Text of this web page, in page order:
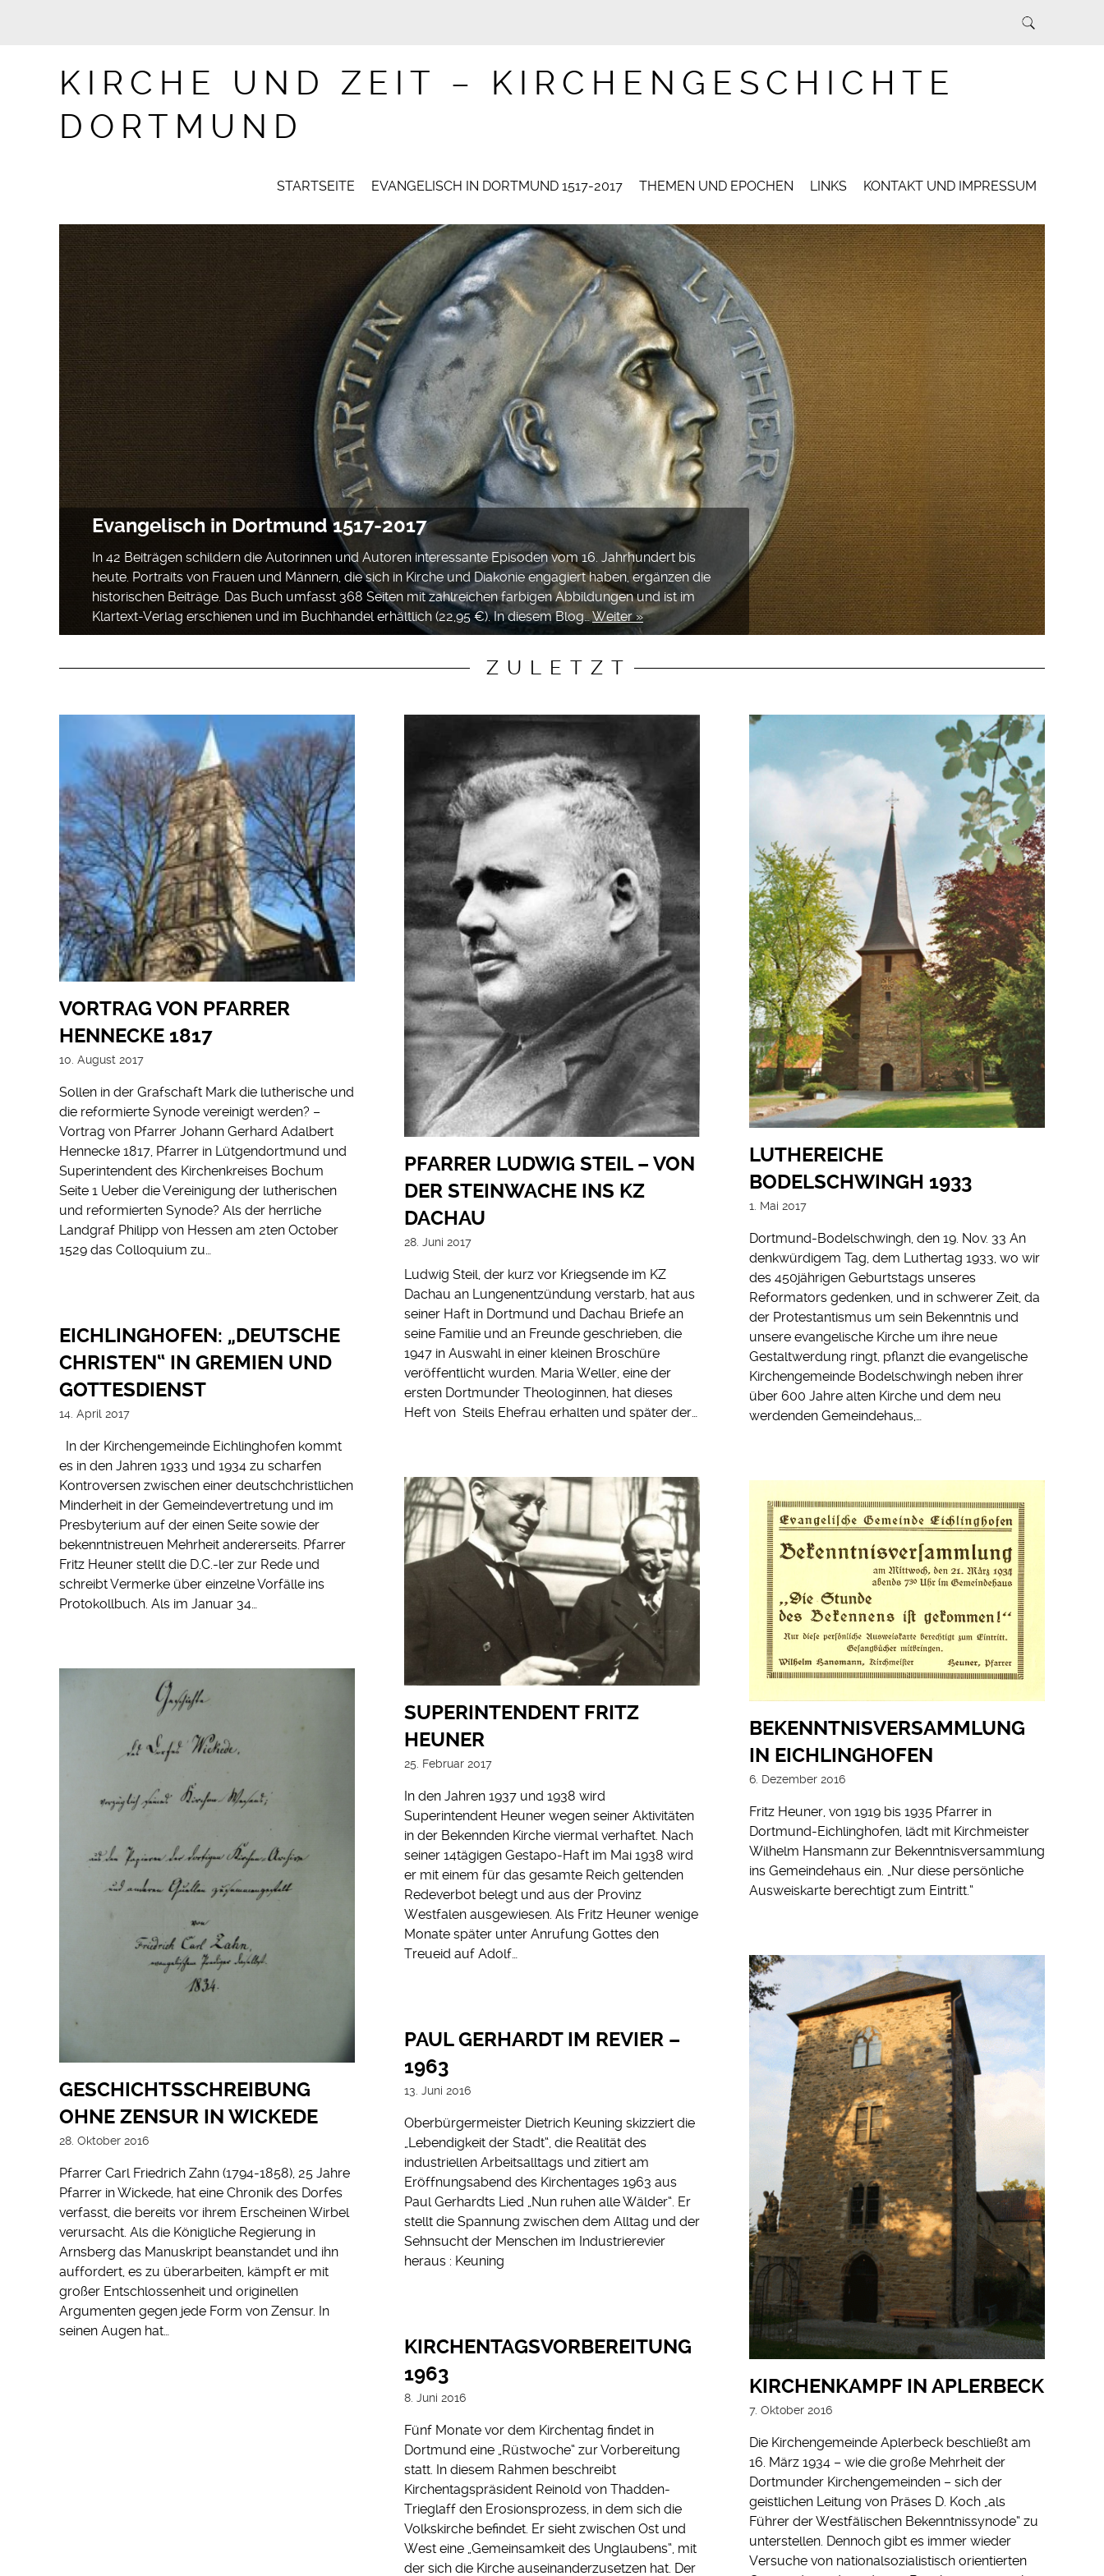
KIRCHE UND ZEIT – KIRCHENGESCHICHTE
DORTMUND
STARTSEITE EVANGELISCH IN DORTMUND 1517-2017 THEMEN UND EPOCHEN LINKS KONTAKT UND IMPRESSUM
Evangelisch in Dortmund 1517-2017
In 42 Beiträgen schildern die Autorinnen und Autoren interessante Episoden vom 16. Jahrhundert bis
heute. Portraits von Frauen und Männern, die sich in Kirche und Diakonie engagiert haben, ergänzen die
historischen Beiträge. Das Buch umfasst 368 Seiten mit zahlreichen farbigen Abbildungen und ist im
Klartext-Verlag erschienen und im Buchhandel erhältlich (22,95 €). In diesem Blog…Weiter »
ZULETZT
VORTRAG VON PFARRER
HENNECKE 1817
10. August 2017
Sollen in der Grafschaft Mark die lutherische und
die reformierte Synode vereinigt werden? –
Vortrag von Pfarrer Johann Gerhard Adalbert
Hennecke 1817, Pfarrer in Lütgendortmund und
Superintendent des Kirchenkreises Bochum
Seite 1 Ueber die Vereinigung der lutherischen
und reformierten Synode? Als der herrliche
Landgraf Philipp von Hessen am 2ten October
1529 das Colloquium zu…
PFARRER LUDWIG STEIL – VON
DER STEINWACHE INS KZ
DACHAU
28. Juni 2017
Ludwig Steil, der kurz vor Kriegsende im KZ
Dachau an Lungenentzündung verstarb, hat aus
seiner Haft in Dortmund und Dachau Briefe an
seine Familie und an Freunde geschrieben, die
1947 in Auswahl in einer kleinen Broschüre
veröffentlicht wurden. Maria Weller, eine der
ersten Dortmunder Theologinnen, hat dieses
Heft von Steils Ehefrau erhalten und später der…
LUTHEREICHE
BODELSCHWINGH 1933
1. Mai 2017
Dortmund-Bodelschwingh, den 19. Nov. 33 An
denkwürdigem Tag, dem Luthertag 1933, wo wir
des 450jährigen Geburtstags unseres
Reformators gedenken, und in schwerer Zeit, da
der Protestantismus um sein Bekenntnis und
unsere evangelische Kirche um ihre neue
Gestaltwerdung ringt, pflanzt die evangelische
Kirchengemeinde Bodelschwingh neben ihrer
über 600 Jahre alten Kirche und dem neu
werdenden Gemeindehaus,…
EICHLINGHOFEN: „DEUTSCHE
CHRISTEN“ IN GREMIEN UND
GOTTESDIENST
14. April 2017
In der Kirchengemeinde Eichlinghofen kommt
es in den Jahren 1933 und 1934 zu scharfen
Kontroversen zwischen einer deutschchristlichen
Minderheit in der Gemeindevertretung und im
Presbyterium auf der einen Seite sowie der
bekenntnistreuen Mehrheit andererseits. Pfarrer
Fritz Heuner stellt die D.C.-ler zur Rede und
schreibt Vermerke über einzelne Vorfälle ins
Protokollbuch. Als im Januar 34…
SUPERINTENDENT FRITZ
HEUNER
25. Februar 2017
In den Jahren 1937 und 1938 wird
Superintendent Heuner wegen seiner Aktivitäten
in der Bekennden Kirche viermal verhaftet. Nach
seiner 14tägigen Gestapo-Haft im Mai 1938 wird
er mit einem für das gesamte Reich geltenden
Redeverbot belegt und aus der Provinz
Westfalen ausgewiesen. Als Fritz Heuner wenige
Monate später unter Anrufung Gottes den
Treueid auf Adolf…
BEKENNTNISVERSAMMLUNG
IN EICHLINGHOFEN
6. Dezember 2016
Fritz Heuner, von 1919 bis 1935 Pfarrer in
Dortmund-Eichlinghofen, lädt mit Kirchmeister
Wilhelm Hansmann zur Bekenntnisversammlung
ins Gemeindehaus ein. „Nur diese persönliche
Ausweiskarte berechtigt zum Eintritt.“
GESCHICHTSSCHREIBUNG
OHNE ZENSUR IN WICKEDE
28. Oktober 2016
Pfarrer Carl Friedrich Zahn (1794-1858), 25 Jahre
Pfarrer in Wickede, hat eine Chronik des Dorfes
verfasst, die bereits vor ihrem Erscheinen Wirbel
verursacht. Als die Königliche Regierung in
Arnsberg das Manuskript beanstandet und ihn
auffordert, es zu überarbeiten, kämpft er mit
großer Entschlossenheit und originellen
Argumenten gegen jede Form von Zensur. In
seinen Augen hat…
KIRCHENKAMPF IN APLERBECK
7. Oktober 2016
Die Kirchengemeinde Aplerbeck beschließt am
16. März 1934 – wie die große Mehrheit der
Dortmunder Kirchengemeinden – sich der
geistlichen Leitung von Präses D. Koch „als
Führer der Westfälischen Bekenntnissynode“ zu
unterstellen. Dennoch gibt es immer wieder
Versuche von nationalsozialistisch orientierten
PAUL GERHARDT IM REVIER –
1963
13. Juni 2016
Oberbürgermeister Dietrich Keuning skizziert die
„Lebendigkeit der Stadt“, die Realität des
industriellen Arbeitsalltags und zitiert am
Eröffnungsabend des Kirchentages 1963 aus
Paul Gerhardts Lied „Nun ruhen alle Wälder“. Er
stellt die Spannung zwischen dem Alltag und der
Sehnsucht der Menschen im Industrierevier
heraus : Keuning
KIRCHENTAGSVORBEREITUNG
1963
8. Juni 2016
Fünf Monate vor dem Kirchentag findet in
Dortmund eine „Rüstwoche“ zur Vorbereitung
statt. In diesem Rahmen beschreibt
Kirchentagspräsident Reinold von Thadden-
Trieglaff den Erosionsprozess, in dem sich die
Volkskirche befindet. Er sieht zwischen Ost und
West eine „Gemeinsamkeit des Unglaubens“, mit
der sich die Kirche auseinanderzusetzen hat. Der